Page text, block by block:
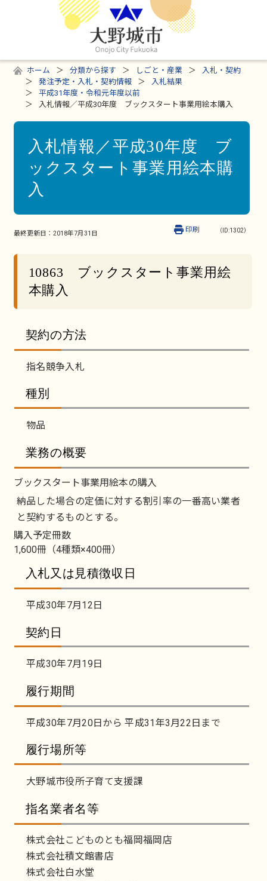
ホーム 分類から探す しごと・産業
入札・契約
発注予定・入札・契約情報
入札結果
平成31年度・令和元年度以前
入札情報／平成30年度 ブックスタート事業用絵本購入
入札情報／平成30年度 ブ
ックスタート事業用絵本購
入
最終更新日： 2018年7月31日 （ID:1302）
印刷
10863 ブックスタート事業用絵
本購入
契約の方法
指名競争入札
種別
物品
業務の概要
ブックスタート事業用絵本の購入
納品した場合の定価に対する割引率の一番高い業者
と契約するものとする。
購入予定冊数
1,600冊（4種類×400冊）
入札又は見積徴収日
平成30年7月12日
契約日
平成30年7月19日
履行期間
平成30年7月20日から 平成31年3月22日まで
履行場所等
大野城市役所子育て支援課
指名業者名等
株式会社こどものとも福岡福岡店
株式会社積文館書店
株式会社白水堂